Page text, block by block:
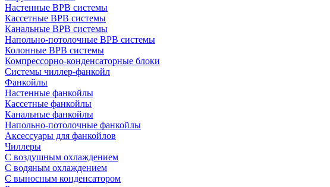
Настенные ВРВ системы
Кассетные ВРВ системы
Канальные ВРВ системы
Напольно-потолочные ВРВ системы
Колонные ВРВ системы
Компрессорно-конденсаторные блоки
Системы чиллер-фанкойл
Фанкойлы
Настенные фанкойлы
Кассетные фанкойлы
Канальные фанкойлы
Напольно-потолочные фанкойлы
Аксессуары для фанкойлов
Чиллеры
С воздушным охлаждением
С водяным охлаждением
С выносным конденсатором